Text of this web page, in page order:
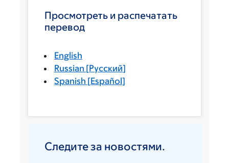
Просмотреть и распечатать
перевод
English
Russian [Русский]
Spanish [Español]
Следите за новостями.